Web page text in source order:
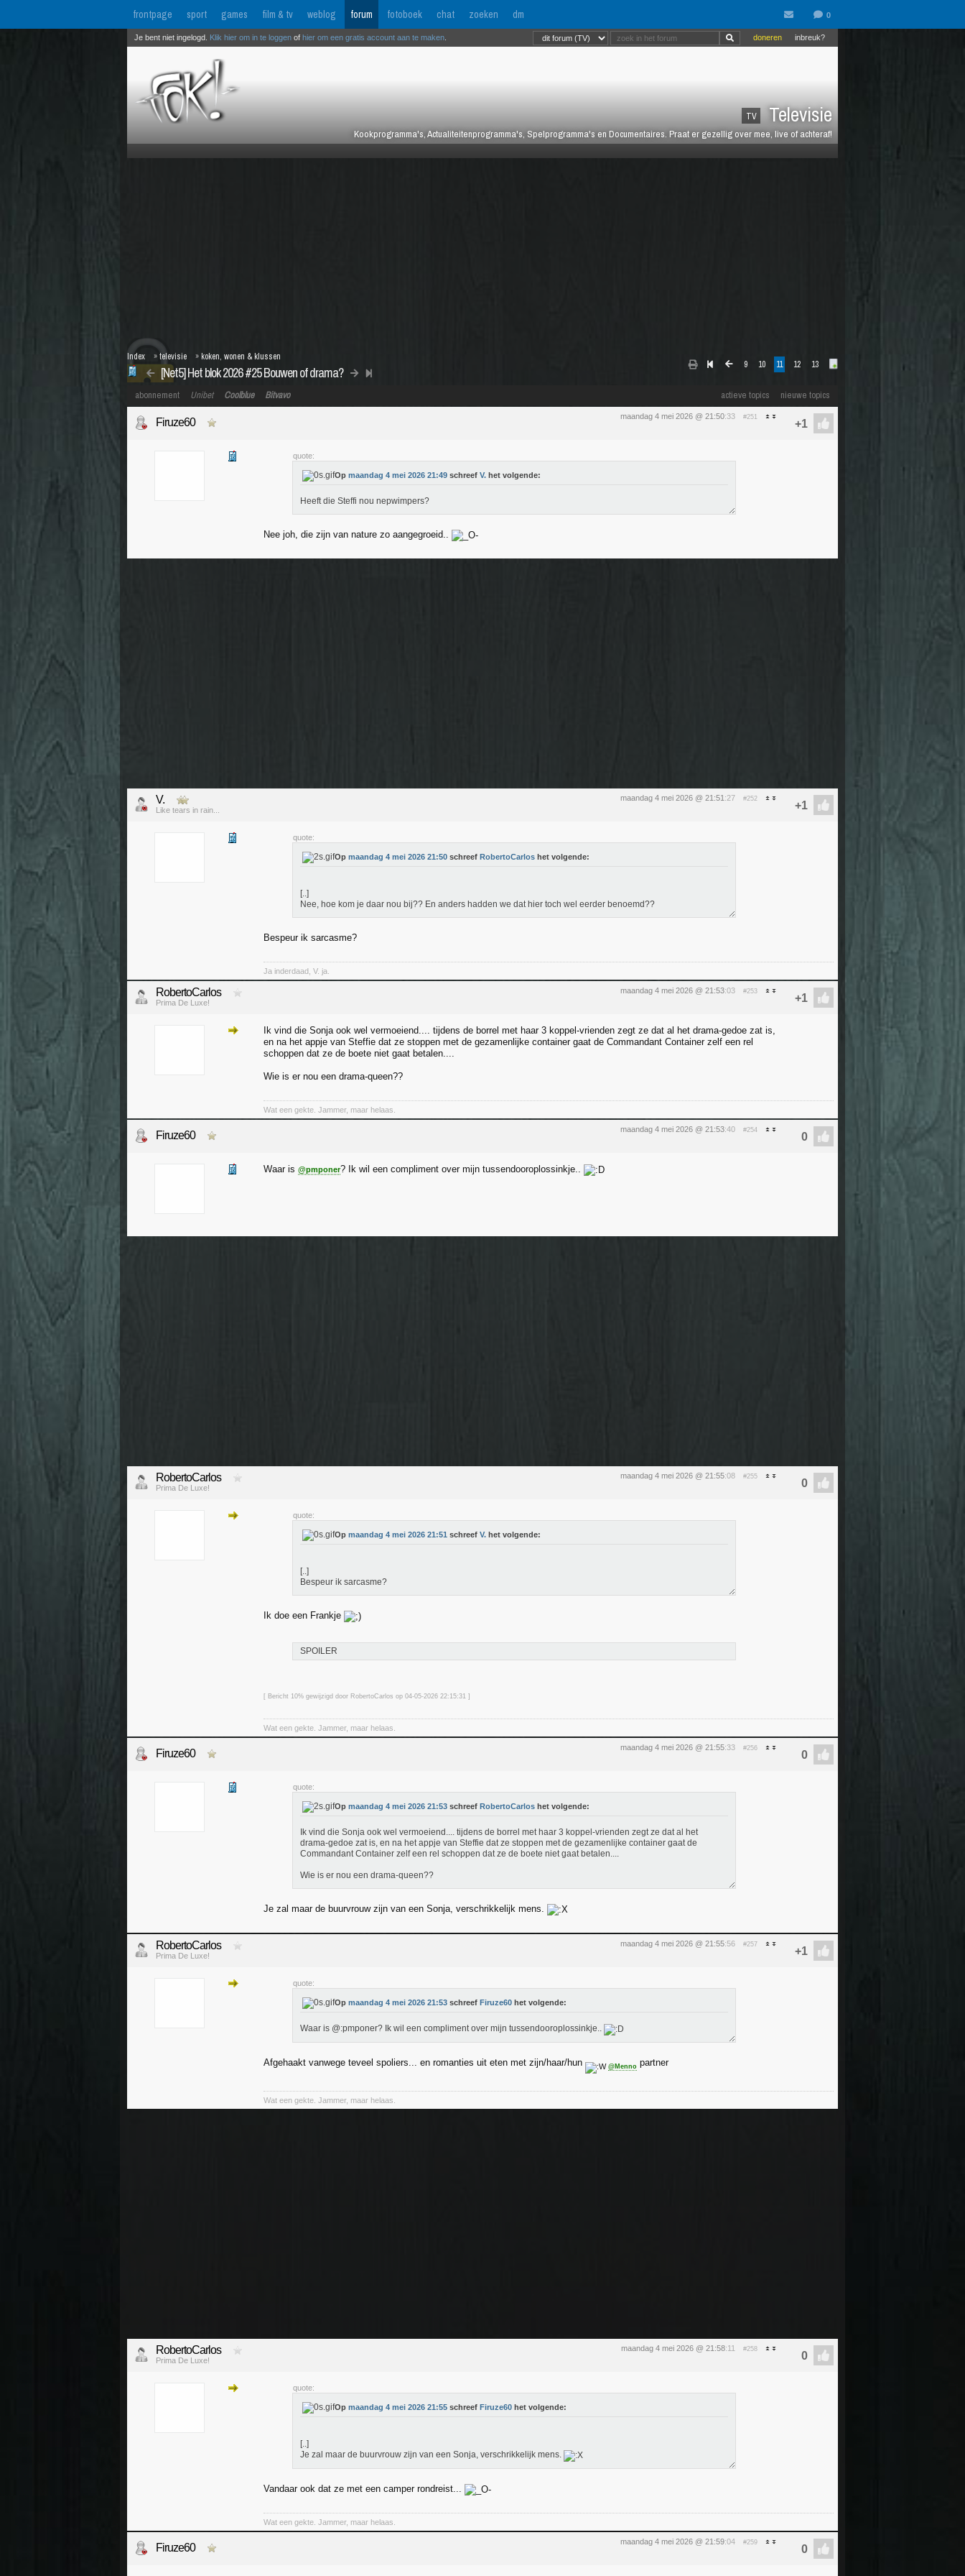
frontpage sport games film & tv weblog forum fotoboek chat zoeken dm
TV Televisie
Kookprogramma's, Actualiteitenprogramma's, Spelprogramma's en Documentaires. Praat er gezellig over mee, live of achteraf!
inbreuk?
doneren
Je bent niet ingelogd. Klik hier om in te loggen of hier om een gratis account aan te maken
9 10 11 12 13
[Net5] Het blok 2026 #25 Bouwen of drama?
Index »televisie » koken, wonen & klussen
actieve topics nieuwe topics
abonnement Unibet Coolblue Bitvavo
maandag 4 mei 2026 @ 21:50:33 #251
Firuze60
quote:
Op maandag 4 mei 2026 21:49 schreef V. het volgende:
Heeft die Steffi nou nepwimpers?
Nee joh, die zijn van nature zo aangegroeid..
maandag 4 mei 2026 @ 21:51 :27 #252
V.
Like tears in rain...
quote:
Op maandag 4 mei 2026 21:50 schreef RobertoCarlos het volgende:
[..]
Nee, hoe kom je daar nou bij?? En anders hadden we dat hier toch wel eerder benoemd??
Bespeur ik sarcasme?
Ja inderdaad, V. ja.
maandag 4 mei 2026 @ 21:53:03 #253
RobertoCarlos
Prima De Luxe!
Ik vind die Sonja ook wel vermoeiend.... tijdens de borrel met haar 3 koppel-vrienden zegt ze dat al het drama-gedoe zat is,
en na het appje van Steffie dat ze stoppen met de gezamenlijke container gaat de Commandant Container zelf een rel
schoppen dat ze de boete niet gaat betalen....
Wie is er nou een drama-queen??
Wat een gekte. Jammer, maar helaas.
maandag 4 mei 2026 @ 21:53:40 #254
Firuze60
Waar is @pmponer? Ik wil een compliment over mijn tussendooroplossinkje..
maandag 4 mei 2026 @ 21:55:08 #255
RobertoCarlos
Prima De Luxe!
quote:
Op maandag 4 mei 2026 21:51 schreef V. het volgende:
[..]
Bespeur ik sarcasme?
Ik doe een Frankje
SPOILER
[ Bericht 10% gewijzigd door RobertoCarlos op 04-05-2026 22:15:31 ]
Wat een gekte. Jammer, maar helaas.
maandag 4 mei 2026 @ 21:55:33 #256
Firuze60
quote:
Op maandag 4 mei 2026 21:53 schreef RobertoCarlos het volgende:
Ik vind die Sonja ook wel vermoeiend.... tijdens de borrel met haar 3 koppel-vrienden zegt ze dat al het
drama-gedoe zat is, en na het appje van Steffie dat ze stoppen met de gezamenlijke container gaat de
Commandant Container zelf een rel schoppen dat ze de boete niet gaat betalen....
Wie is er nou een drama-queen??
Je zal maar de buurvrouw zijn van een Sonja, verschrikkelijk mens.
maandag 4 mei 2026 @ 21:55:56 #257
RobertoCarlos
Prima De Luxe!
quote:
Op maandag 4 mei 2026 21:53 schreef Firuze60 het volgende:
Waar is @:pmponer? Ik wil een compliment over mijn tussendooroplossinkje..
Afgehaakt vanwege teveel spoliers... en romanties uit eten met zijn/haar/hun @Menno partner
Wat een gekte. Jammer, maar helaas.
maandag 4 mei 2026 @ 21:58:11 #258
RobertoCarlos
Prima De Luxe!
quote:
Op maandag 4 mei 2026 21:55 schreef Firuze60 het volgende:
[..]
Je zal maar de buurvrouw zijn van een Sonja, verschrikkelijk mens.
Vandaar ook dat ze met een camper rondreist...
Wat een gekte. Jammer, maar helaas.
maandag 4 mei 2026 @ 21:59:04 #259
Firuze60